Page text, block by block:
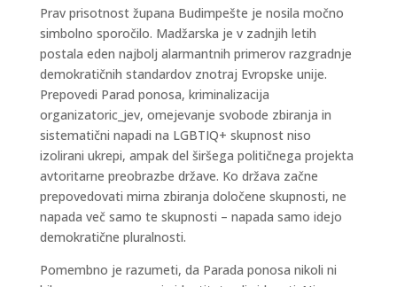
Prav prisotnost župana Budimpešte je nosila močno
simbolno sporočilo. Madžarska je v zadnjih letih
postala eden najbolj alarmantnih primerov razgradnje
demokratičnih standardov znotraj Evropske unije.
Prepovedi Parad ponosa, kriminalizacija
organizatoric_jev, omejevanje svobode zbiranja in
sistematični napadi na LGBTIQ+ skupnost niso
izolirani ukrepi, ampak del širšega političnega projekta
avtoritarne preobrazbe države. Ko država začne
prepovedovati mirna zbiranja določene skupnosti, ne
napada več samo te skupnosti – napada samo idejo
demokratične pluralnosti.
Pomembno je razumeti, da Parada ponosa nikoli ni